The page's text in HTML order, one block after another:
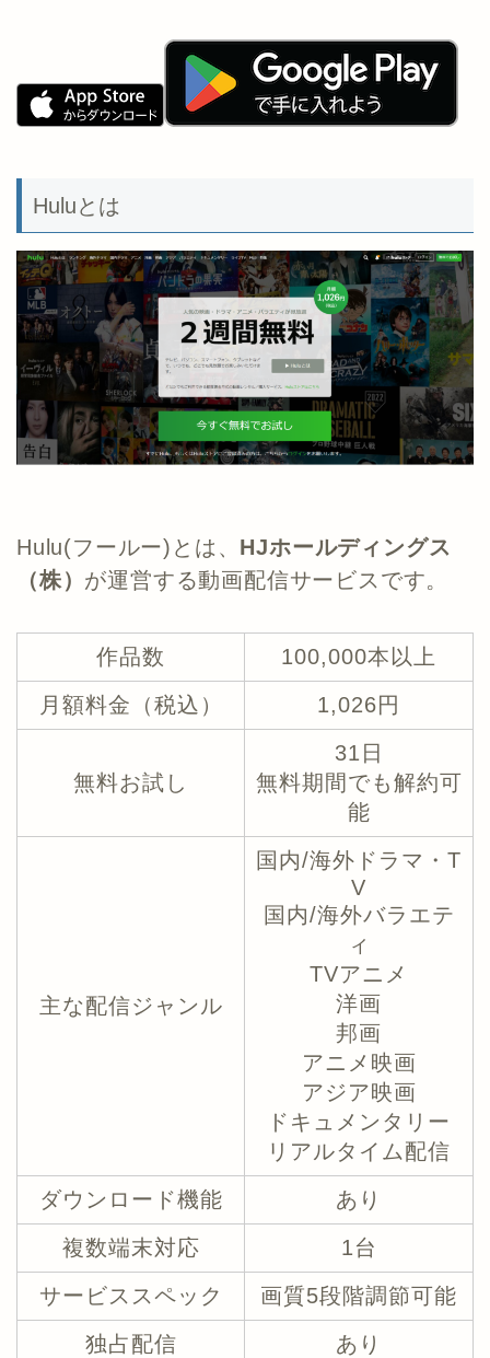
Huluとは
Hulu(フールー)とは、 HJホールディングス
（株） が運営する動画配信サービスです。
作品数
100,000本以上
月額料金（税込）
1,026円
無料お試し
31日
無料期間でも解約可
能
主な配信ジャンル
国内/海外ドラマ・T
V
国内/海外バラエテ
ィ
TVアニメ
洋画
邦画
アニメ映画
アジア映画
ドキュメンタリー
リアルタイム配信
ダウンロード機能
あり
複数端末対応
1台
サービススペック
画質5段階調節可能
独占配信
あり